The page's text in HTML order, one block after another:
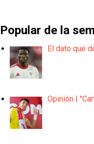
Popular de la
El dato que
Opinión |